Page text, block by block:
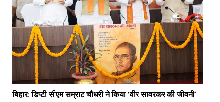
बिहार: डिप्टी सीएम सम्राट चौधरी ने किया ‘वीर सावरकर की जीवनी’